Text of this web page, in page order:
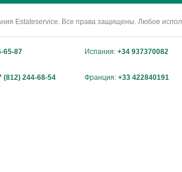
Estateservice. Все права защищены. Любое
65-87 Испания: +34 937370082
(812) 244-68-54 Франция: +33 422840191